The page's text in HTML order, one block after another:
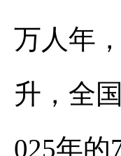
万人年
升，全
025年的